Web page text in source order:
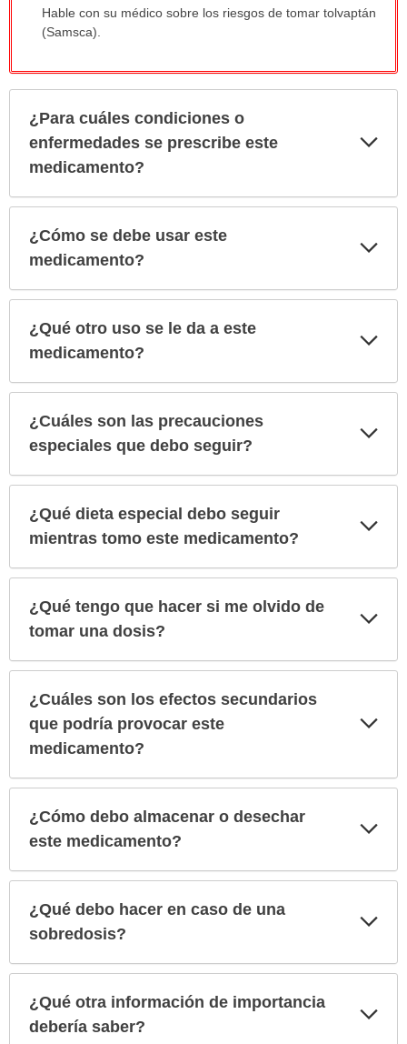
Hable con su médico sobre los riesgos de tomar tolvaptán
(Samsca).
¿Para cuáles condiciones o
enfermedades se prescribe este
medicamento?
¿Cómo se debe usar este
medicamento?
¿Qué otro uso se le da a este
medicamento?
¿Cuáles son las precauciones
especiales que debo seguir?
¿Qué dieta especial debo seguir
mientras tomo este medicamento?
¿Qué tengo que hacer si me olvido de
tomar una dosis?
¿Cuáles son los efectos secundarios
que podría provocar este
medicamento?
¿Cómo debo almacenar o desechar
este medicamento?
¿Qué debo hacer en caso de una
sobredosis?
¿Qué otra información de importancia
debería saber?